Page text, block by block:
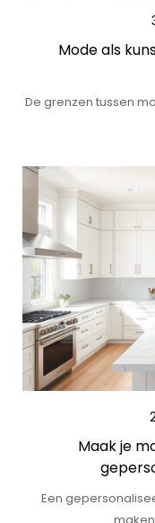
Mode als
De grenzen tussen
Maak je
Een